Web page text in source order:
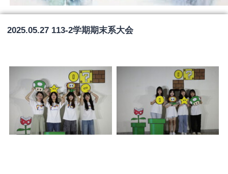
2025.05.27 113-2学期期末系大会